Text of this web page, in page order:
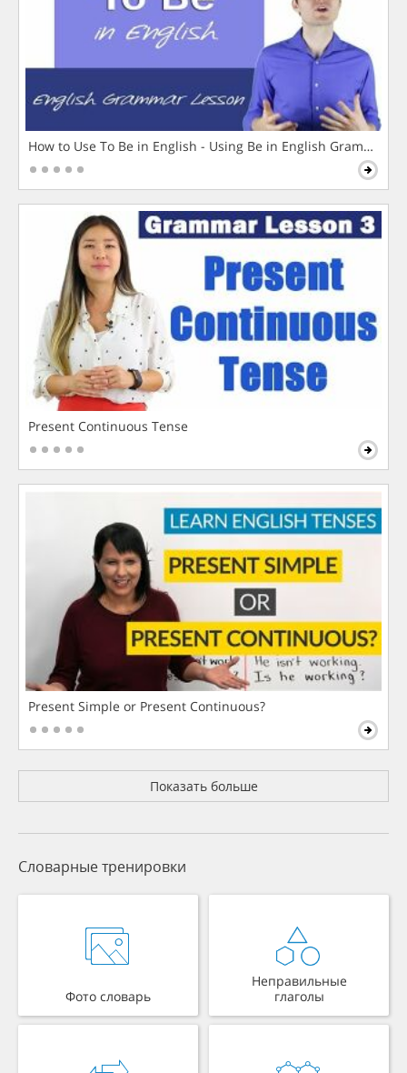
How to Use To Be in English - Using Be in English Grammar
Present Continuous Tense
Present Simple or Present Continuous?
Показать больше
Словарные тренировки
Фото словарь
Неправильные
глаголы